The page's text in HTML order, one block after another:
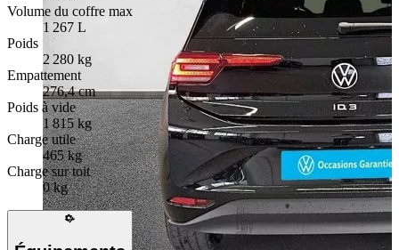
Volume du coffre max
1 267 L
Poids
2 280 kg
Empattement
276,4 cm
Poids à vide
1 815 kg
Charge utile
465 kg
Charge sur toit
0 kg